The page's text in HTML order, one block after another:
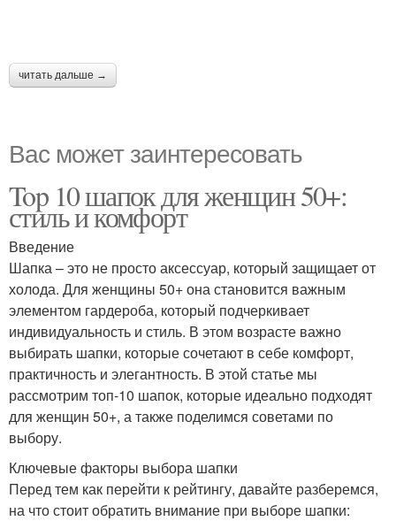
читать дальше →
Вас может заинтересовать
Top 10 шапок для женщин 50+:
стиль и комфорт
Введение
Шапка – это не просто аксессуар, который защищает от
холода. Для женщины 50+ она становится важным
элементом гардероба, который подчеркивает
индивидуальность и стиль. В этом возрасте важно
выбирать шапки, которые сочетают в себе комфорт,
практичность и элегантность. В этой статье мы
рассмотрим топ-10 шапок, которые идеально подходят
для женщин 50+, а также поделимся советами по
выбору.
Ключевые факторы выбора шапки
Перед тем как перейти к рейтингу, давайте разберемся,
на что стоит обратить внимание при выборе шапки: